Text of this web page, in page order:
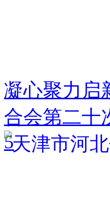
凝心聚力
合会第二十
5